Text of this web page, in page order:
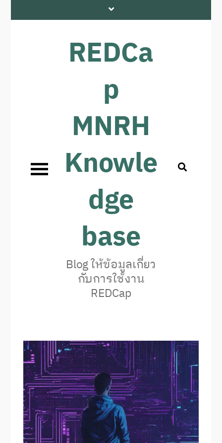
REDCa
p
MNRH
Knowle
dge
base
Blog ให้ข้อมูลเกี่ยว
กับการใช้งาน
REDCap